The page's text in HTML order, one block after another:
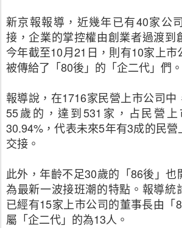
新京報報導，近幾年已有40家公
接，企業的掌控權由創業者過渡到
今年截至10月21日，則有10家上市
被傳給了「80後」的「企二代」們。
報導說，在1716家民營上市公司中
55歲的，達到531家，占民營
30.94%，代表未來5年有3成的民
交接。
此外，年齡不足30歲的「86後」
為最新一波接班潮的特點。報導統
已經有15家上市公司的董事長由「
屬「企二代」的為13人。